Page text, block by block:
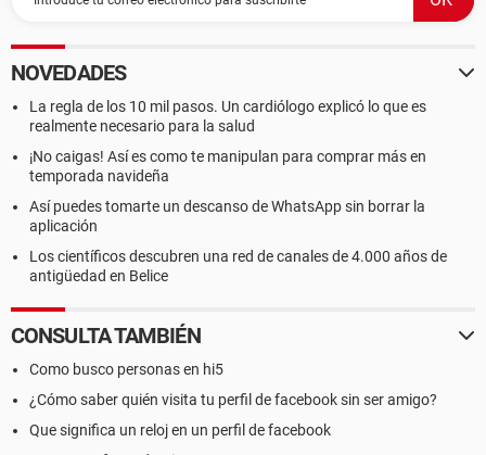
NOVEDADES
La regla de los 10 mil pasos. Un cardiólogo explicó lo que es
realmente necesario para la salud
¡No caigas! Así es como te manipulan para comprar más en
temporada navideña
Así puedes tomarte un descanso de WhatsApp sin borrar la
aplicación
Los científicos descubren una red de canales de 4.000 años de
antigüedad en Belice
CONSULTA TAMBIÉN
Como busco personas en hi5
¿Cómo saber quién visita tu perfil de facebook sin ser amigo?
Que significa un reloj en un perfil de facebook